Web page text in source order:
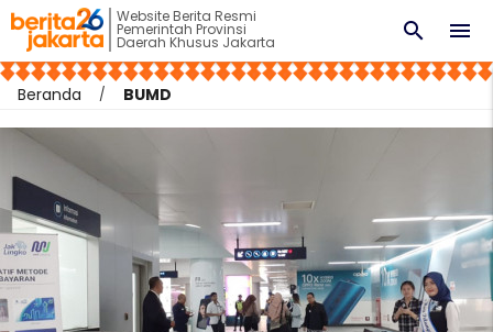
Website Berita Resmi
Pemerintah Provinsi
Daerah Khusus Jakarta menu
search
Beranda BUMD